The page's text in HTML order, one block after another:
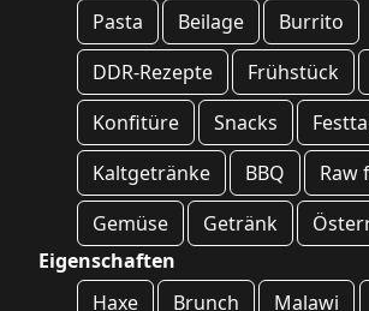
Pasta
Beilage
Burrito
DDR-Rezepte
Frühstück
Konfitüre
Snacks
Kaltgetränke
BBQ
Raw
Gemüse
Getränk
Eigenschaften
Haxe
Brunch Malawi